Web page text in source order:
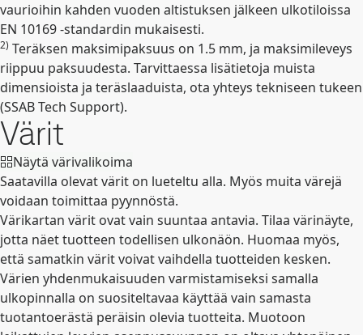
vaurioihin kahden vuoden altistuksen jälkeen ulkotiloissa
EN 10169 -standardin mukaisesti.
2) Teräksen maksimipaksuus on 1.5 mm, ja maksimileveys
riippuu paksuudesta. Tarvittaessa lisätietoja muista
dimensioista ja teräslaaduista, ota yhteys tekniseen tukeen
(SSAB Tech Support).
Värit
Näytä värivalikoima
Saatavilla olevat värit on lueteltu alla. Myös muita värejä
voidaan toimittaa pyynnöstä.
Värikartan värit ovat vain suuntaa antavia. Tilaa värinäyte,
jotta näet tuotteen todellisen ulkonäön. Huomaa myös,
että samatkin värit voivat vaihdella tuotteiden kesken.
Värien yhdenmukaisuuden varmistamiseksi samalla
ulkopinnalla on suositeltavaa käyttää vain samasta
tuotantoerästä peräisin olevia tuotteita. Muotoon